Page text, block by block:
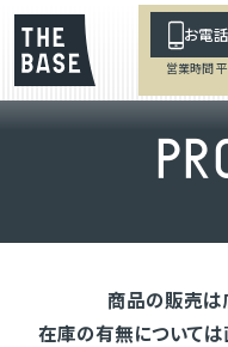
お電
営業時間
PR
商品の販売は
在庫の有無について